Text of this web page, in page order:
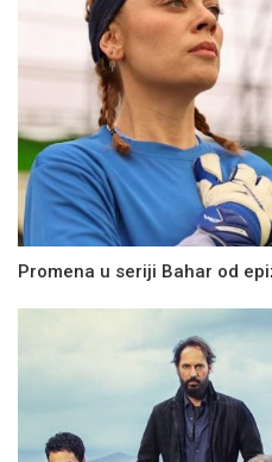
Promena u seriji Bahar od